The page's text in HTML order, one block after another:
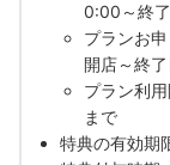
0:00～終
プランお
開店～終
プラン利
まで
特典の有効期